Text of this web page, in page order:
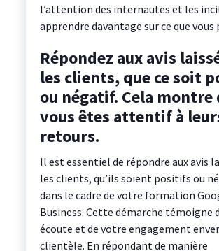
l’attention des internautes et les
apprendre davantage sur ce que vous
Répondez aux avis
les clients, que ce soit
ou négatif. Cela montre
vous êtes attentif à
retours.
Il est essentiel de répondre aux avis
les clients, qu’ils soient positifs ou
dans le cadre de votre formation
Business. Cette démarche témoigne
écoute et de votre engagement
clientèle. En répondant de manière